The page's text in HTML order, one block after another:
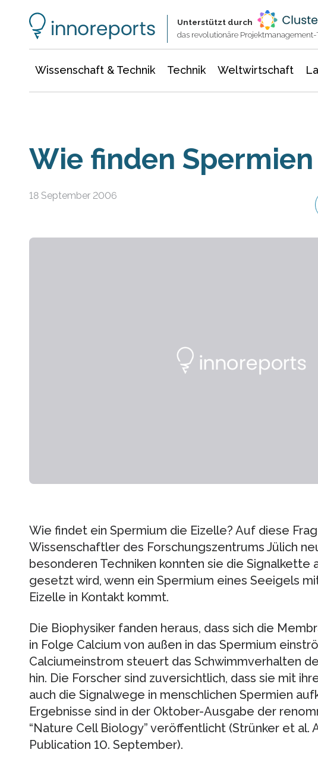
Unterstützt durch
das revolutionäre Projektmanagement-
Wissenschaft & Technik Technik Weltwirtschaft
Wie finden
18 September 2006
Wie findet ein Spermium die Eizelle? Auf diese
Wissenschaftler des Forschungszentrums Jülich
besonderen Techniken konnten sie die Signalkette
gesetzt wird, wenn ein Spermium eines Seeigels
Eizelle in Kontakt kommt.
Die Biophysiker fanden heraus, dass sich die
in Folge Calcium von außen in das Spermium
Calciumeinstrom steuert das Schwimmverhalten
hin. Die Forscher sind zuversichtlich, dass sie mit
auch die Signalwege in menschlichen Spermien
Ergebnisse sind in der Oktober-Ausgabe der
“Nature Cell Biology” veröffentlicht (Strünker et al.
Publication 10. September).